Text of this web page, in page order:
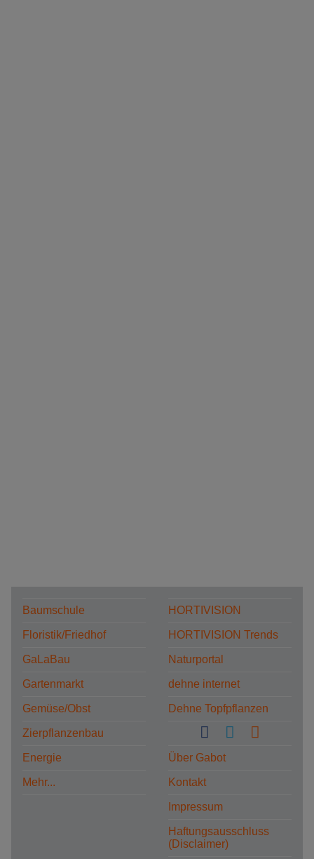
Baumschule
Floristik/Friedhof
GaLaBau
Gartenmarkt
Gemüse/Obst
Zierpflanzenbau
Energie
Mehr...
HORTIVISION
HORTIVISION Trends
Naturportal
dehne internet
Dehne Topfpflanzen
Über Gabot
Kontakt
Impressum
Haftungsausschluss
(Disclaimer)